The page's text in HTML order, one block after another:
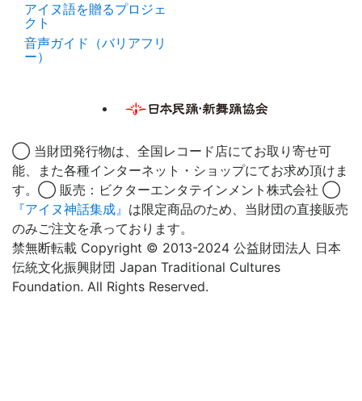
アイヌ語を贈るプロジェ
クト
音声ガイド（バリアフリ
ー）
◯ 当財団発行物は、全国レコード店にてお取り寄せ可
能、また各種インターネット・ショップにてお求め頂けま
す。◯ 販売：ビクターエンタテインメント株式会社 ◯
『アイヌ神話集成』 は限定商品のため、当財団の直接販売
のみご注文を承っております。
禁無断転載 Copyright © 2013-2024 公益財団法人 日本
伝統文化振興財団 Japan Traditional Cultures
Foundation. All Rights Reserved.